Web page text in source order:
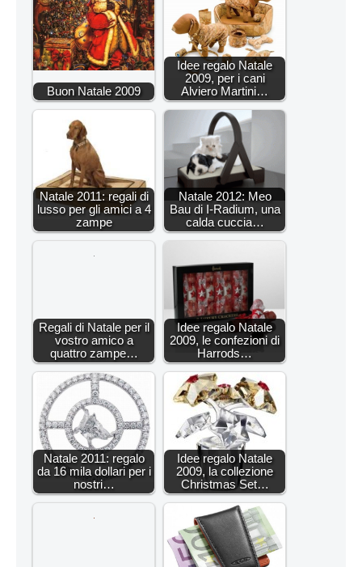
Buon Natale 2009
Idee regalo Natale
2009, per i cani
Alviero Martini…
Natale 2011: regali di
lusso per gli amici a 4
zampe
Natale 2012: Meo
Bau di I-Radium, una
calda cuccia…
Regali di Natale per il
vostro amico a
quattro zampe…
Idee regalo Natale
2009, le confezioni di
Harrods…
Natale 2011: regalo
da 16 mila dollari per i
nostri…
Idee regalo Natale
2009, la collezione
Christmas Set…